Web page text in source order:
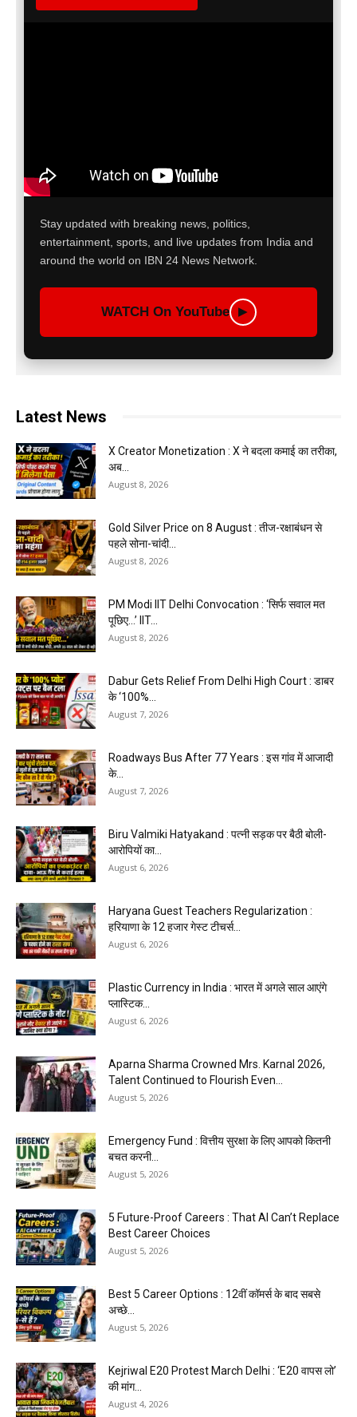
Stay updated with breaking news, politics,
entertainment, sports, and live updates from India and
around the world on IBN 24 News Network.
WATCH On YouTube ▶
Latest News
X Creator Monetization : X ने बदला कमाई का तरीका,
अब...
August 8, 2026
Gold Silver Price on 8 August : तीज-रक्षाबंधन से
पहले सोना-चांदी...
August 8, 2026
PM Modi IIT Delhi Convocation : ‘सिर्फ सवाल मत
पूछिए…’ IIT...
August 8, 2026
Dabur Gets Relief From Delhi High Court : डाबर
के ‘100%...
August 7, 2026
Roadways Bus After 77 Years : इस गांव में आजादी
के...
August 7, 2026
Biru Valmiki Hatyakand : पत्नी सड़क पर बैठी बोली-
आरोपियों का...
August 6, 2026
Haryana Guest Teachers Regularization :
हरियाणा के 12 हजार गेस्ट टीचर्स...
August 6, 2026
Plastic Currency in India : भारत में अगले साल आएंगे
प्लास्टिक...
August 6, 2026
Aparna Sharma Crowned Mrs. Karnal 2026,
Talent Continued to Flourish Even...
August 5, 2026
Emergency Fund : वित्तीय सुरक्षा के लिए आपको कितनी
बचत करनी...
August 5, 2026
5 Future-Proof Careers : That AI Can’t Replace
Best Career Choices
August 5, 2026
Best 5 Career Options : 12वीं कॉमर्स के बाद सबसे
अच्छे...
August 5, 2026
Kejriwal E20 Protest March Delhi : ‘E20 वापस लो’
की मांग...
August 4, 2026